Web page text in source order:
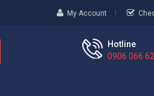
My Account
Hotline
0906 066